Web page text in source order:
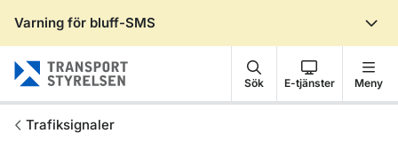
Varning för bluff-SMS
Sök E-tjänster Meny
Trafiksignaler